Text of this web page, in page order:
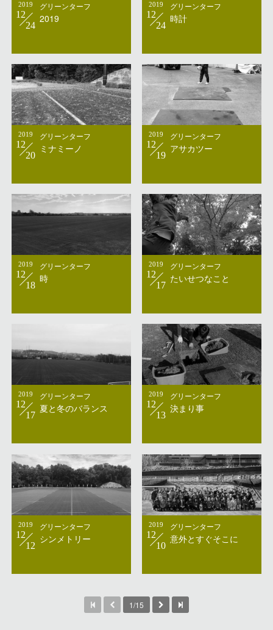
2019
12
24
グリーンターフ
2019
2019
12
24
グリーンターフ
時計
2019
12
20
グリーンターフ
ミナミーノ
2019
12
19
グリーンターフ
アサカツー
2019
12
18
グリーンターフ
時
2019
12
17
グリーンターフ
たいせつなこと
2019
12
17
グリーンターフ
夏と冬のバランス
2019
12
13
グリーンターフ
決まり事
2019
12
12
グリーンターフ
シンメトリー
2019
12
10
グリーンターフ
意外とすぐそこに
1/15